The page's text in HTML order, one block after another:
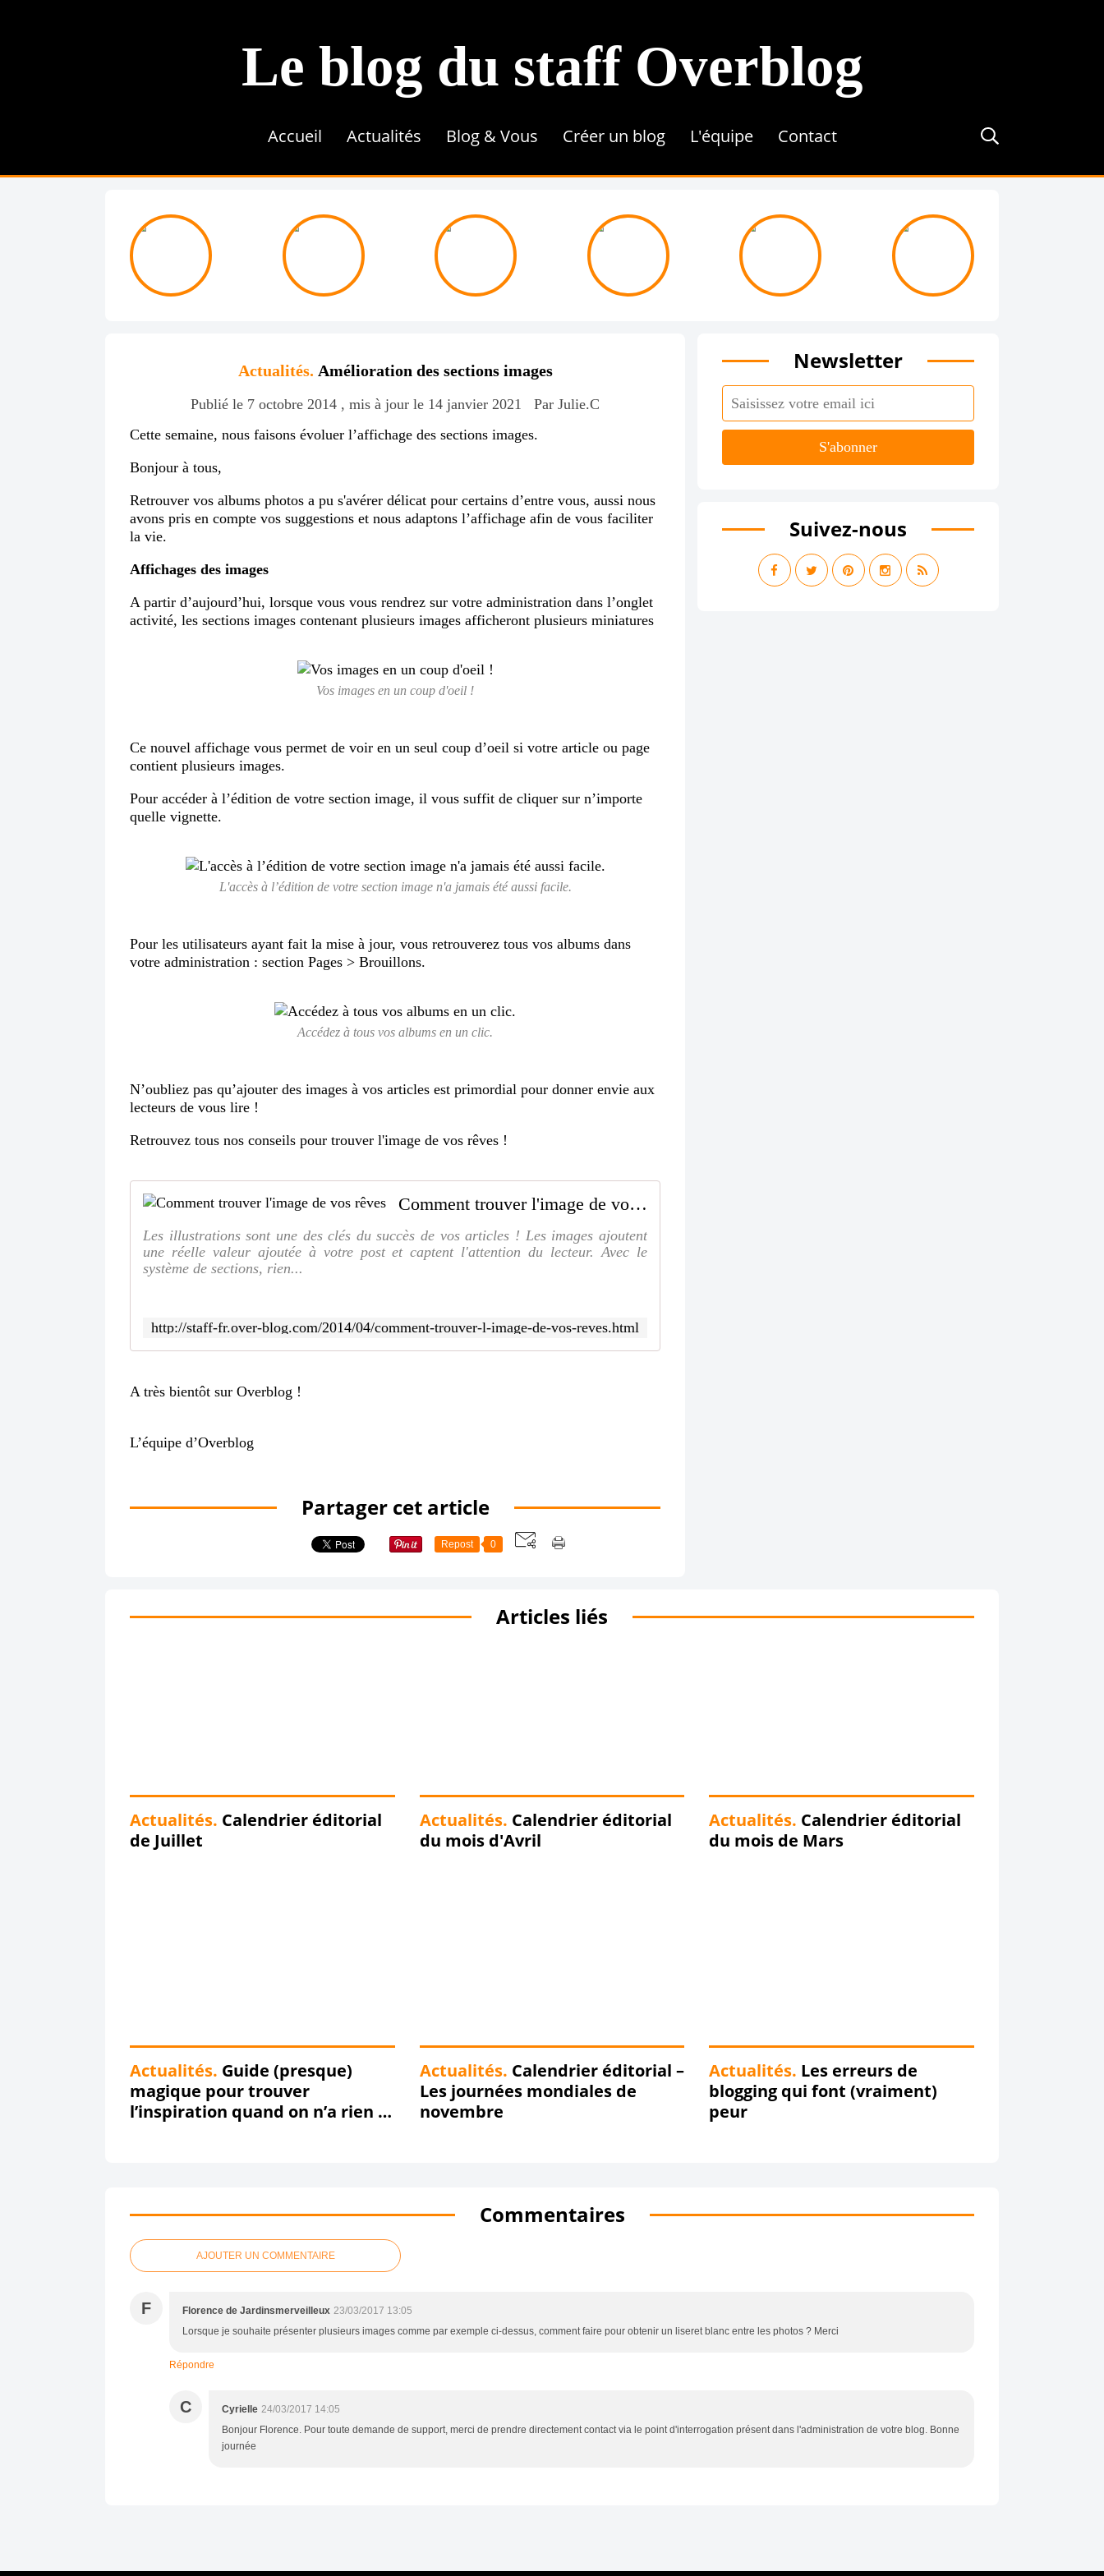
Le blog du staff Overblog
Accueil Actualités
Blog & Vous
Créer un blog
L'équipe
Contact
Actualités. Amélioration des sections images
Publié le 7 octobre 2014 , mis à jour le 14 janvier 2021
Par Julie.C
Cette semaine, nous faisons évoluer l’affichage des sections images.
Bonjour à tous,
Retrouver vos albums photos a pu s'avérer délicat pour certains d’entre vous, aussi nous
avons pris en compte vos suggestions et nous adaptons l’affichage afin de vous faciliter
la vie.
Affichages des images
A partir d’aujourd’hui, lorsque vous vous rendrez sur votre administration dans l’onglet
activité, les sections images contenant plusieurs images afficheront plusieurs miniatures
Vos images en un coup d'oeil !
Ce nouvel affichage vous permet de voir en un seul coup d’oeil si votre article ou page
contient plusieurs images.
Pour accéder à l’édition de votre section image, il vous suffit de cliquer sur n’importe
quelle vignette.
L'accès à l’édition de votre section image n'a jamais été aussi facile.
Pour les utilisateurs ayant fait la mise à jour, vous retrouverez tous vos albums dans
votre administration : section Pages > Brouillons.
Accédez à tous vos albums en un clic.
N’oubliez pas qu’ajouter des images à vos articles est primordial pour donner envie aux
lecteurs de vous lire !
Retrouvez tous nos conseils pour trouver l'image de vos rêves !
Comment trouver l'image de vos rêves
Les illustrations sont une des clés du succès de vos articles ! Les images ajoutent
une réelle valeur ajoutée à votre post et captent l'attention du lecteur. Avec le
système de sections, rien...
http://staff-fr.over-blog.com/2014/04/comment-trouver-l-image-de-vos-reves.html
A très bientôt sur Overblog !
L’équipe d’Overblog
Partager cet article
Repost 0
Newsletter
Suivez-nous
Articles liés
Actualités. Calendrier éditorial
de Juillet
Actualités. Calendrier éditorial
du mois d'Avril
Actualités. Calendrier éditorial
du mois de Mars
Actualités. Guide (presque)
magique pour trouver
l’inspiration quand on n’a rien à
Actualités. Calendrier éditorial –
Les journées mondiales de
novembre
Actualités. Les erreurs de
blogging qui font (vraiment)
peur
Commentaires
AJOUTER UN COMMENTAIRE
F Florence de Jardinsmerveilleux 23/03/2017 13:05
Lorsque je souhaite présenter plusieurs images comme par exemple ci-dessus, comment faire pour obtenir un liseret blanc entre les photos ? Merci
Répondre
C Cyrielle 24/03/2017 14:05
Bonjour Florence. Pour toute demande de support, merci de prendre directement contact via le point d'interrogation présent dans l'administration de votre blog. Bonne
journée